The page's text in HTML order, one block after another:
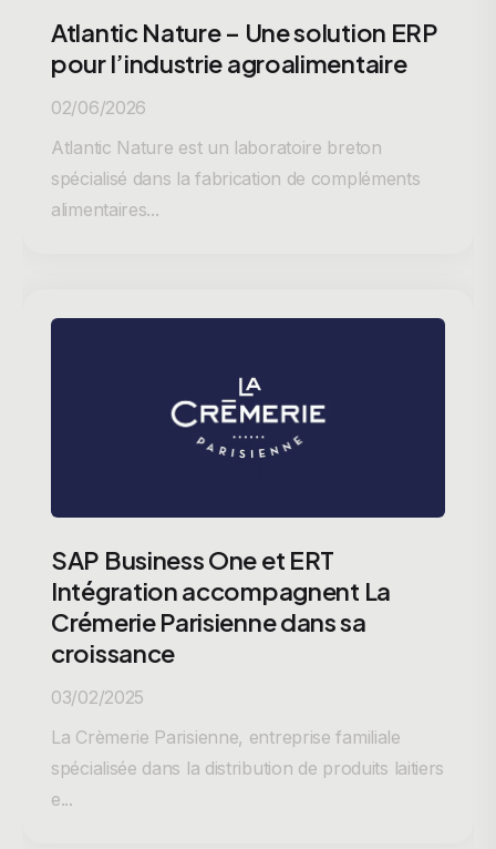
Atlantic Nature – Une solution ERP
pour l’industrie agroalimentaire
02/06/2026
Atlantic Nature est un laboratoire breton
spécialisé dans la fabrication de compléments
alimentaires...
SAP Business One et ERT
Intégration accompagnent La
Crémerie Parisienne dans sa
croissance
03/02/2025
La Crèmerie Parisienne, entreprise familiale
spécialisée dans la distribution de produits laitiers
e...